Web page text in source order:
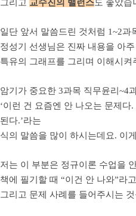
그리고 교수진의 밸런스도 좋았
일단 앞서 말씀드린 것처럼 1~2
정성기 선생님은 진짜 내용을 아
특유의 그래프를 그리며 이해시
암기가 중요한 3과목 직무윤리~4
‘이런 건 요즘엔 안 나오는 문제
된다.’라는
식의 말씀을 많이 하시는데요. 이
저는 이 부분은 정규이론 수업을
책에 필기할 때 “이건 안 나와”라
그리고 문제 사례를 들어주시는